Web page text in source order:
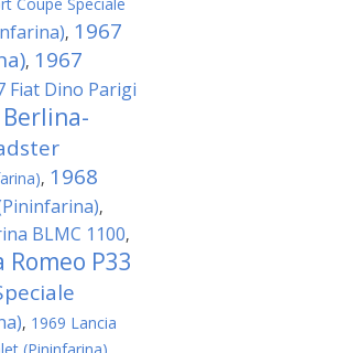
, 1967
, 1967
Fiat Dino Parigi
, 1968
,
BLMC 1100,
Romeo P33
, 1969 Lancia